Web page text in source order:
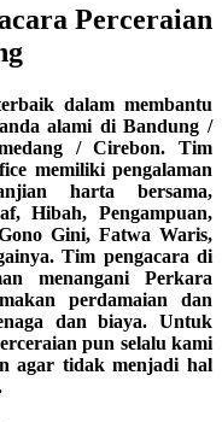
Perceraian
dalam membantu
alami di Bandung /
/ Cirebon. Tim
memiliki pengalaman
harta bersama,
Hibah, Pengampuan,
Gini, Fatwa Waris,
Tim pengacara di
menangani Perkara
perdamaian dan
dan biaya. Untuk
pun selalu kami
agar tidak menjadi hal